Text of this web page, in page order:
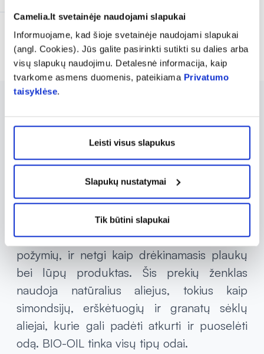
Camelia.lt svetainėje naudojami slapukai
Informuojame, kad šioje svetainėje naudojami slapukai
(angl. Cookies). Jūs galite pasirinkti sutikti su dalies arba
visų slapukų naudojimu. Detalesnė informacija, kaip
tvarkome asmens duomenis, pateikiama Privatumo
taisyklėse.
Leisti visus slapukus
Slapukų nustatymai
Tik būtini slapukai
Rodoma prekių 7 iš 7
savo multifunkciniu aliejumi, kurio sudėtyje
yra natūralių augalinių ingredientų. Šis
produktas gali pagerinti odos būklę,
padedant suvienodinti odos atspalvį ir
gerinant randų bei strijų išvaizdą. BIO-OIL
naudojama įvairių odos problemų
sprendimui – nuo aknės randų iki senėjimo
požymių, ir netgi kaip drėkinamasis plaukų
bei lūpų produktas. Šis prekių ženklas
naudoja natūralius aliejus, tokius kaip
simondsijų, erškėtuogių ir granatų sėklų
aliejai, kurie gali padėti atkurti ir puoselėti
odą. BIO-OIL tinka visų tipų odai.